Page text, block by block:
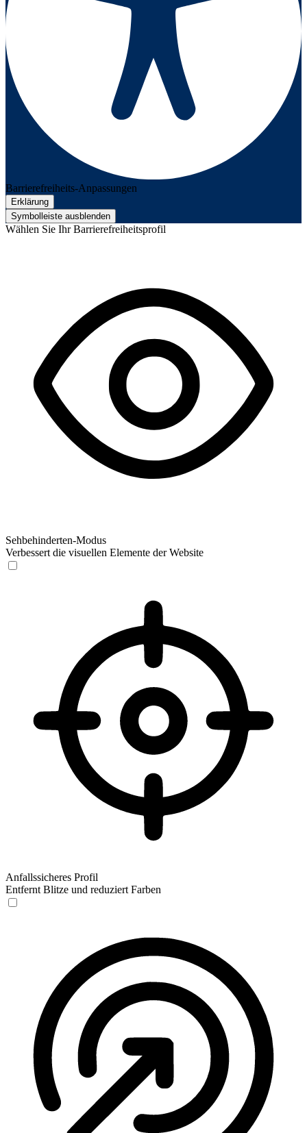
Barrierefreiheits-Anpassungen
Erklärung
Symbolleiste ausblenden
Wählen Sie Ihr Barrierefreiheitsprofil
Sehbehinderten-Modus
Verbessert die visuellen Elemente der Website
Anfallssicheres Profil
Entfernt Blitze und reduziert Farben